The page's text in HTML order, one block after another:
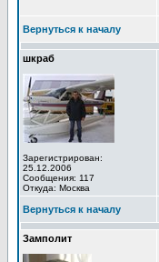
Вернуться к началу
шкраб
Зарегистрирован:
25.12.2006
Сообщения: 117
Откуда: Москва
Вернуться к началу
Замполит